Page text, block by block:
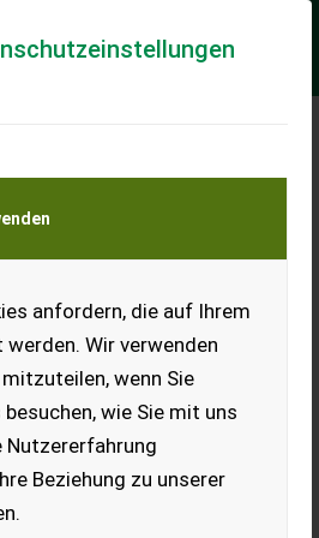
anfordern, die auf Ihrem
Wir verwenden
wenn Sie
wie Sie mit uns
Nutzererfahrung
Beziehung zu unserer
und Baumaschinen –
Tiertransporte
Teleskop-Radlader 1600
– 1600 kg Tragkraft | 4200
22.999 € netto / 27.368,81 €